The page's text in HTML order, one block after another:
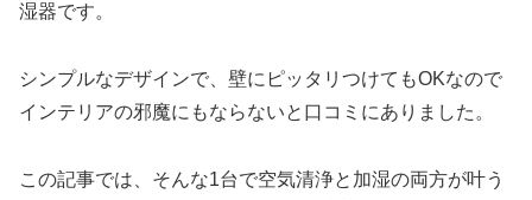
湿器です。
シンプルなデザインで、壁にピッタリつけてもOKなので
インテリアの邪魔にもならないと口コミにありました。
この記事では、そんな1台で空気清浄と加湿の両方が叶う